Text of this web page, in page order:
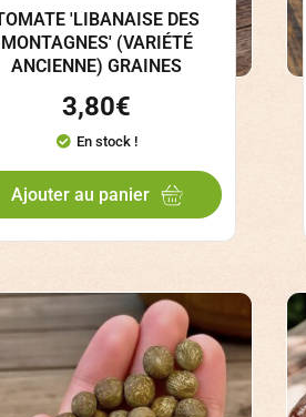
'LIBANAISE DES
MONTAGNES' (VARIÉTÉ
ANCIENNE) GRAINES
3,80€
En stock !
Ajouter au panier